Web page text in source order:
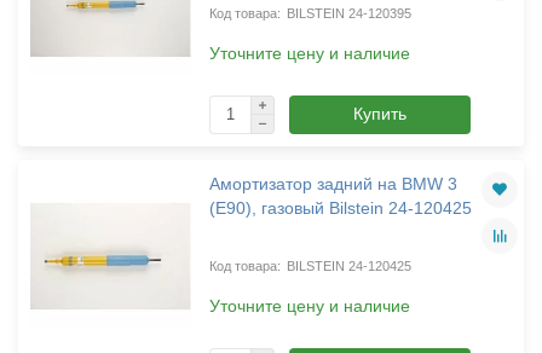
BILSTEIN 24-120395
Уточните цену и наличие
Купить
Амортизатор задний на BMW 3
(E90), газовый Bilstein 24-120425
BILSTEIN 24-120425
Уточните цену и наличие